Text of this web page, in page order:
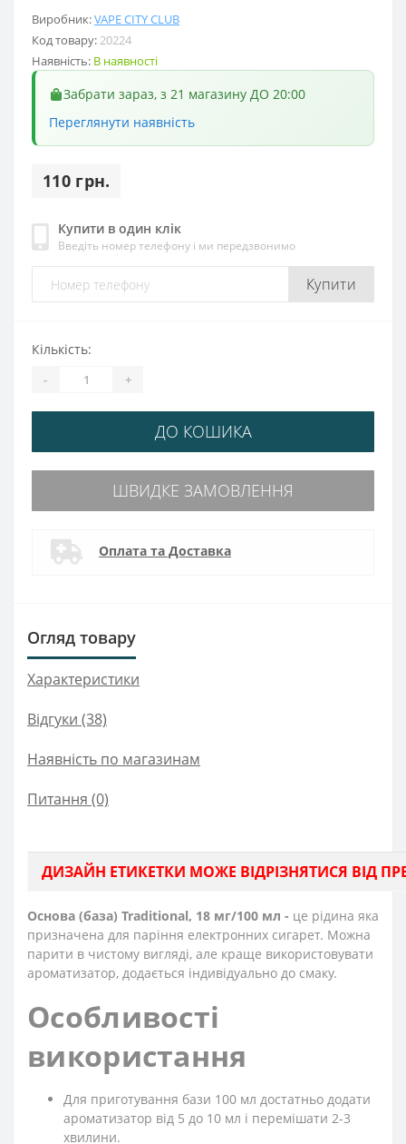
Виробник:VAPE CITY CLUB
Код товару:20224
Наявність: В наявності
Забрати зараз, з 21 магазину ДО 20:00
Переглянути наявність
110 грн.
Купити в один клік
Введіть номер телефону і ми передзвонимо
Купити
Кількість:
- +
ДО КОШИКА
ШВИДКЕ ЗАМОВЛЕННЯ
Оплата та Доставка
Огляд товару
Характеристики
Відгуки (38)
Наявність по магазинам
Питання (0)
ДИЗАЙН ЕТИКЕТКИ МОЖЕ ВІДРІЗНЯТИСЯ ВІД
Основа (база) Traditional, 18 мг/100 мл - це рідина яка
призначена для паріння електронних сигарет. Можна
парити в чистому вигляді, але краще використовувати
ароматизатор, додається індивідуально до смаку.
Особливості
використання
Для приготування бази 100 мл достатньо додати
ароматизатор від 5 до 10 мл і перемішати 2-3
хвилини.